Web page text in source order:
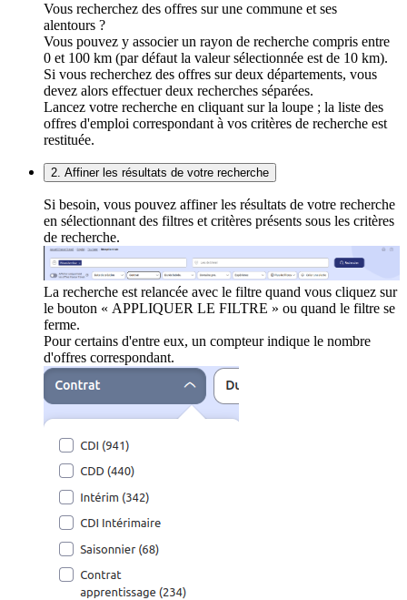
Vous recherchez des offres sur une commune et ses
alentours ?
Vous pouvez y associer un rayon de recherche compris entre
0 et 100 km (par défaut la valeur sélectionnée est de 10 km).
Si vous recherchez des offres sur deux départements, vous
devez alors effectuer deux recherches séparées.
Lancez votre recherche en cliquant sur la loupe ; la liste des
offres d'emploi correspondant à vos critères de recherche est
restituée.
2. Affiner les résultats de votre recherche
Si besoin, vous pouvez affiner les résultats de votre recherche
en sélectionnant des filtres et critères présents sous les critères
de recherche.
La recherche est relancée avec le filtre quand vous cliquez sur
le bouton « APPLIQUER LE FILTRE » ou quand le filtre se
ferme.
Pour certains d'entre eux, un compteur indique le nombre
d'offres correspondant.